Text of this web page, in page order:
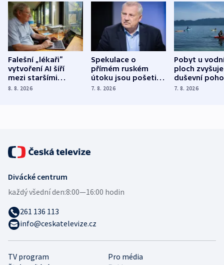
Falešní „lékaři“
vytvoření AI šíří
mezi staršími
Poláky nebezpečné
8. 8. 2026
Spekulace o
přímém ruském
útoku jsou pošetilé,
míní estonský
7. 8. 2026
Pobyt u
ploch zvyšuje
duševní
ukázala
7. 8. 2026
TV program
Pro média
Divácké centrum
každý všední den:8:00—16:00 hodin
261 136 113
info@ceskatelevize.cz